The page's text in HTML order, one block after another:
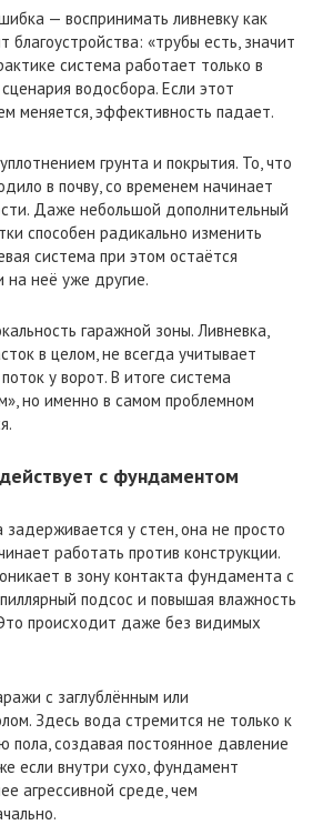
— воспринимать ливневку как
благоустройства: «трубы есть, значит
система работает только в
водосбора. Если этот
меняется, эффективность падает.
грунта и покрытия. То, что
в почву, со временем начинает
Даже небольшой дополнительный
способен радикально изменить
система при этом остаётся
на неё уже другие.
гаражной зоны. Ливневка,
в целом, не всегда учитывает
у ворот. В итоге система
но именно в самом проблемном
с фундаментом
задерживается у стен, она не просто
работать против конструкции.
в зону контакта фундамента с
подсос и повышая влажность
происходит даже без видимых
с заглублённым или
Здесь вода стремится не только к
пола, создавая постоянное давление
если внутри сухо, фундамент
агрессивной среде, чем